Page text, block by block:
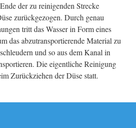
der zu reinigenden Strecke
zurückgezogen. Durch genau
tritt das Wasser in Form eines
das abzutransportierende Material zu
und so aus dem Kanal in
Die eigentliche Reinigung
Zurückziehen der Düse statt.